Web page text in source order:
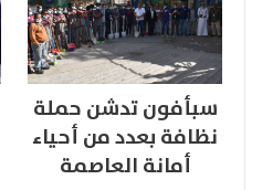
سبأفون تدشن حملة
نظافة بعدد من أحياء
أمانة العاصمة